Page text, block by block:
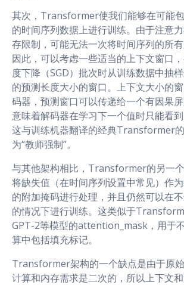
其次，Transformer使我们能够在可能
的时间序列数据上进行训练。由于注意
存限制，可能无法一次将时间序列的所有
因此，可以考虑一些适当的上下文窗口
度下降（SGD）批次时从训练数据中抽
的预测长度大小的窗口。上下文大小的
码器，预测窗口可以传递给一个有因果
意味着解码器在学习下一个值时只能看到
这与训练机器翻译的经典Transformer
为“教师强制”。
与其他架构相比，Transformer的另一
将缺失值（在时间序列设置中常见）作
的附加掩码进行处理，并且仍然可以在
的情况下进行训练。这类似于
GPT-2等模型的attention_mask，用于
算中包括填充标记。
Transformer架构的一个缺点是由于原
计算和内存需求是二次的，所以上下文